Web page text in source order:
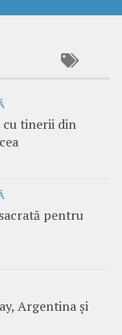
cu tinerii din
pentru
Argentina și